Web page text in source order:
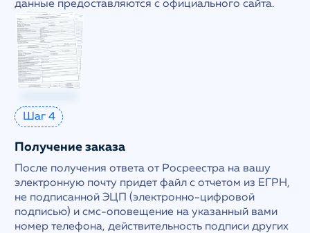
данные предоставляются с официального сайта.
Шаг 4
Получение заказа
После получения ответа от Росреестра на вашу
электронную почту придет файл с отчетом из ЕГРН,
не подписанной ЭЦП (электронно-цифровой
подписью) и смс-оповещение на указанный вами
номер телефона, действительность подписи других